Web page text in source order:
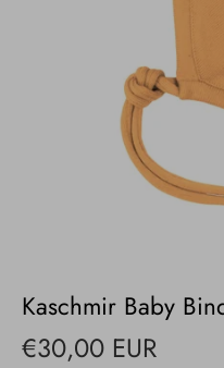
Kaschmir Baby
€30,00 EUR